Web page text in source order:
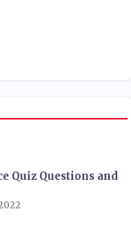
Quiz Questions and